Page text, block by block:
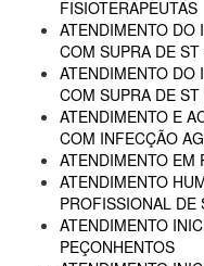
FISIOTERAPEUTAS
ATENDIMENTO DO
COM SUPRA DE
ATENDIMENTO DO
COM SUPRA DE
ATENDIMENTO E
COM INFECÇÃO
ATENDIMENTO EM
ATENDIMENTO
PROFISSIONAL DE
ATENDIMENTO
PEÇONHENTOS